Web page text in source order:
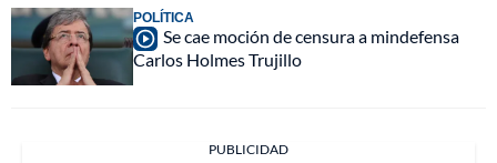
POLÍTICA
Se cae moción de censura a mindefensa
Carlos Holmes Trujillo
PUBLICIDAD